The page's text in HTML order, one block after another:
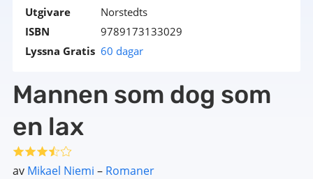
Utgivare
Norstedts
ISBN
9789173133029
Lyssna Gratis 60 dagar
Mannen som dog som
en lax
av Mikael Niemi – Romaner